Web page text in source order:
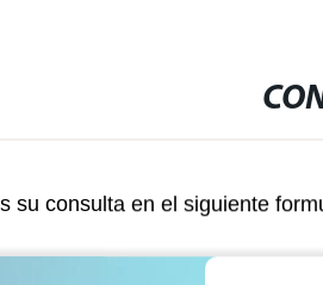
su consulta en el siguiente